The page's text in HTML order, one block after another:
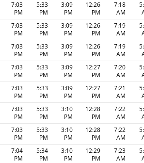
7:18
AM
12:26
PM
3:09
PM
5:33
PM
7:03
PM
7:19
AM
12:26
PM
3:09
PM
5:33
PM
7:03
PM
7:19
AM
12:26
PM
3:09
PM
5:33
PM
7:03
PM
7:20
AM
12:27
PM
3:09
PM
5:33
PM
7:03
PM
7:21
AM
12:27
PM
3:09
PM
5:33
PM
7:03
PM
7:22
AM
12:28
PM
3:10
PM
5:33
PM
7:03
PM
7:22
AM
12:28
PM
3:10
PM
5:33
PM
7:03
PM
7:23
AM
12:29
PM
3:10
PM
5:34
PM
7:04
PM